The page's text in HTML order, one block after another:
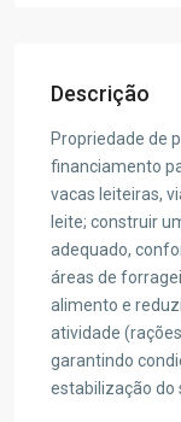
Descrição
Propriedade de
financiamento
vacas leiteiras,
leite; construir
adequado,
áreas de
alimento e
atividade
garantindo
estabilização do